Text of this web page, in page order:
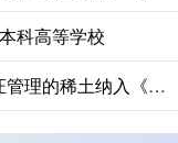
科高等学校
方舟配资 商务部：将实施出口许可证管理的稀土纳入《实行出口报告的能源资源产品目录》